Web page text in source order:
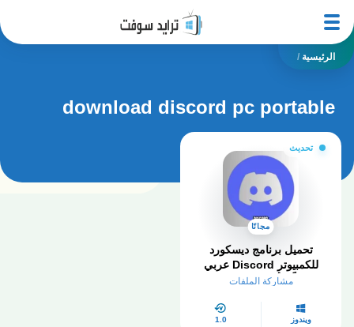
الرئيسية /
download discord pc portable
تحديث
مجانًا
تحميل برنامج ديسكورد
للكمبيوتر Discord عربي
مجاناً – أخر إصدار 2025
مشاركة الملفات
ويندوز 1.0